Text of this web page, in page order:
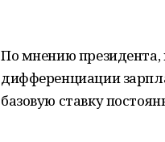
По мнению президента,
дифференциации
базовую ставку